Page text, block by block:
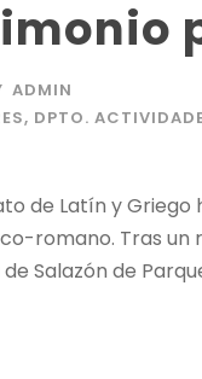
ADMIN
, DPTO.
de Latín y
romano. Tras
Salazón de